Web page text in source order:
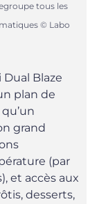
tous les
© Labo
Blaze
plan de
grand
(par
et accès aux
desserts,